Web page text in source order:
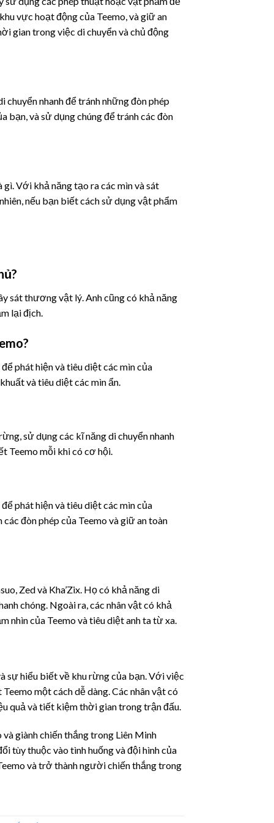
vực hoạt động của Teemo, và giữ an
gian trong việc di chuyển và chủ động
nhanh để tránh những đòn phép
bạn, và sử dụng chúng để tránh các đòn
Với khả năng tạo ra các mìn và sát
nếu bạn biết cách sử dụng vật phẩm
sát thương vật lý. Anh cũng có khả năng
lại địch.
để phát hiện và tiêu diệt các mìn của
và tiêu diệt các mìn ẩn.
sử dụng các kĩ năng di chuyển nhanh
Teemo mỗi khi có cơ hội.
để phát hiện và tiêu diệt các mìn của
đòn phép của Teemo và giữ an toàn
Zed và Kha’Zix. Họ có khả năng di
chóng. Ngoài ra, các nhân vật có khả
nhìn của Teemo và tiêu diệt anh ta từ xa.
sự hiểu biết về khu rừng của bạn. Với việc
một cách dễ dàng. Các nhân vật có
quả và tiết kiệm thời gian trong trận đấu.
giành chiến thắng trong Liên Minh
tùy thuộc vào tình huống và đội hình của
và trở thành người chiến thắng trong